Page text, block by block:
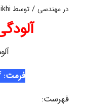
در مهندسی / توسط
فرمت: pdf
فهرست: